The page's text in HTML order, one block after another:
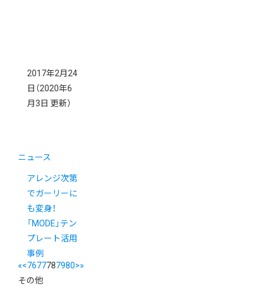
2017年2月24
日 （2020年6
月3日 更新）
ニュース
アレンジ次第
でガーリーに
も変身！
「MODE」テン
プレート活用
事例
«<7677787980>»
その他